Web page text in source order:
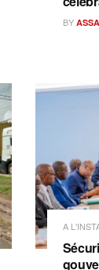
BY
A